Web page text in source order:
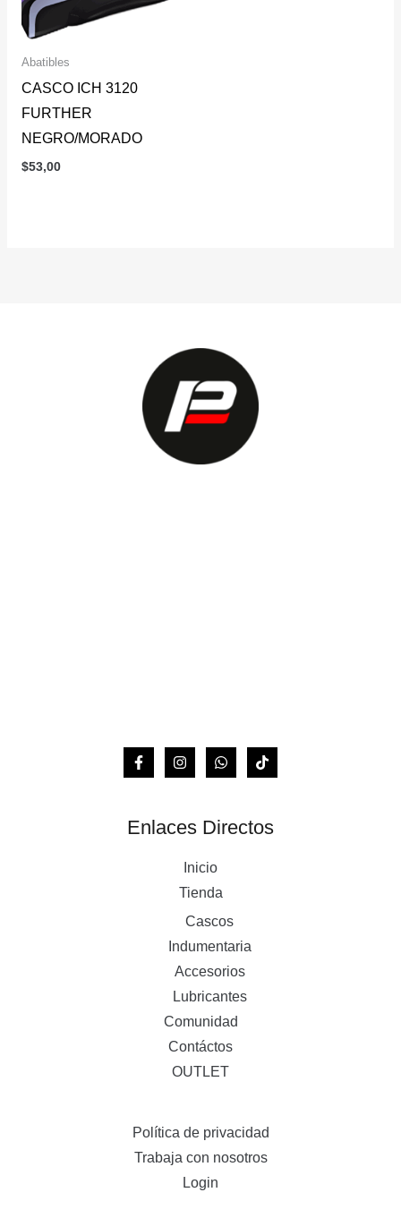
Abatibles
CASCO ICH 3120
FURTHER
NEGRO/MORADO
$53,00
Enlaces Directos
Inicio
Tienda
Cascos
Indumentaria
Accesorios
Lubricantes
Comunidad
Contáctos
OUTLET
Política de privacidad
Trabaja con nosotros
Login